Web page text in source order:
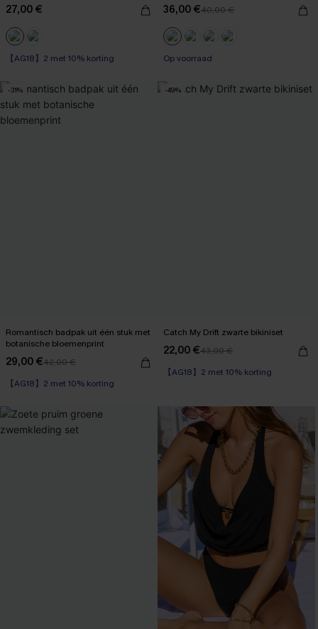
27,00 €
【AG18】2 met 10% korting
36,00 €40,00 €
Op voorraad
-31%
Romantisch badpak uit één stuk met
botanische bloemenprint
29,00 €42,00 €
【AG18】2 met 10% korting
-49%
Catch My Drift zwarte bikiniset
22,00 €43,00 €
【AG18】2 met 10% korting